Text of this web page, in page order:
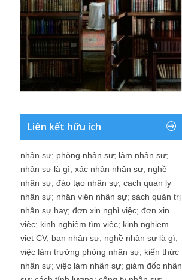
Liên kết hữu ích
nhân sự; phòng nhân sự; làm nhân sự;
nhân sự là gì; xác nhận nhân sự; nghề
nhân sự; đào tạo nhân sự; cach quan ly
nhân sự; nhân viên nhân sự; sách quản trị
nhân sự hay; đơn xin nghỉ việc; đơn xin
việc; kinh nghiệm tìm việc; kinh nghiem
viet CV; ban nhân sự; nghề nhân sự là gì;
việc làm trưởng phòng nhân sự; kiến thức
nhân sự; việc làm nhân sự; giám đốc nhân